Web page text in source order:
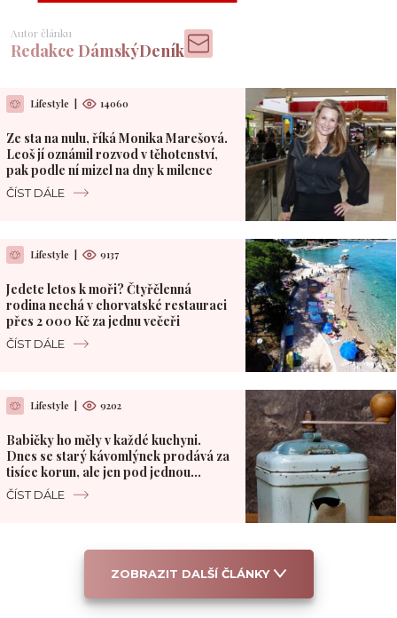
Autor článku
Redakce DámskýDeník
Lifestyle 14060
Ze sta na nulu, říká Monika Marešová.
Leoš jí oznámil rozvod v těhotenství,
pak podle ní mizel na dny k milence
ČÍST DÁLE
Lifestyle 9137
Jedete letos k moři? Čtyřčlenná
rodina nechá v chorvatské restauraci
přes 2 000 Kč za jednu večeři
ČÍST DÁLE
Lifestyle 9202
Babičky ho měly v každé kuchyni.
Dnes se starý kávomlýnek prodává za
tisíce korun, ale jen pod jednou
podmínkou
ČÍST DÁLE
ZOBRAZIT DALŠÍ ČLÁNKY